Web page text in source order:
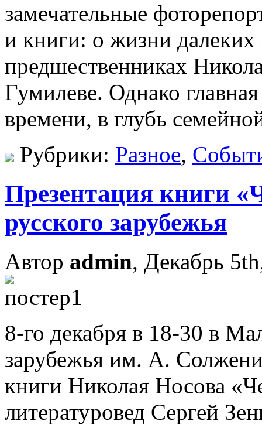
замечательные
и книги: о жизни далеких
предшественниках
Гумилеве. Однако
времени, в глубь
Рубрики: Разное,
Презентация книги
русского зарубежья
Автор admin, Декабрь
8-го декабря в 18-30 в
зарубежья им. А.
книги Николая Носова
литературовед Сергей